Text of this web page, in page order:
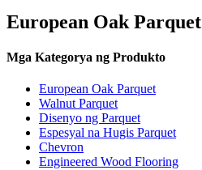
European Oak Parquet
Mga Kategorya ng Produkto
European Oak Parquet
Walnut Parquet
Disenyo ng Parquet
Espesyal na Hugis Parquet
Chevron
Engineered Wood Flooring